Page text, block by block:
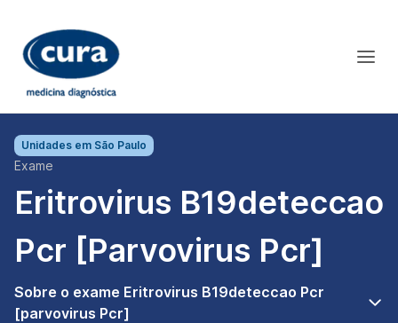
Unidades em São Paulo
Exame
Eritrovirus B19deteccao
Pcr [parvovirus Pcr]
Sobre o exame Eritrovirus B19deteccao Pcr
[parvovirus Pcr]